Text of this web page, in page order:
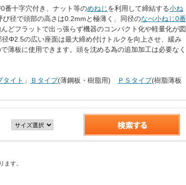
番十字穴付き、ナット等のめねじを利用して締結する小ね
径で頭部の高さは0.2mmと極薄く、同径のなべ小ねじ0番
どフラットで出っ張らず機器のコンパクト化や軽量化が図
Φ2.5の広い座面は最大締め付けトルクを向上させ、緩み
薄板に使用できます。頭を沈める為の追加加工は必要なく
タイト 」 Ｂタイプ(薄鋼板・樹脂用) ＰＳタイプ(樹脂薄板
ます。